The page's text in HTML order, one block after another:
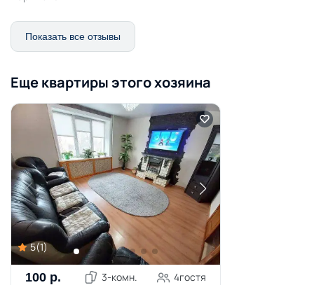
Показать все отзывы
Еще квартиры этого хозяина
5(1)
100 р. 3-комн. 4гостя